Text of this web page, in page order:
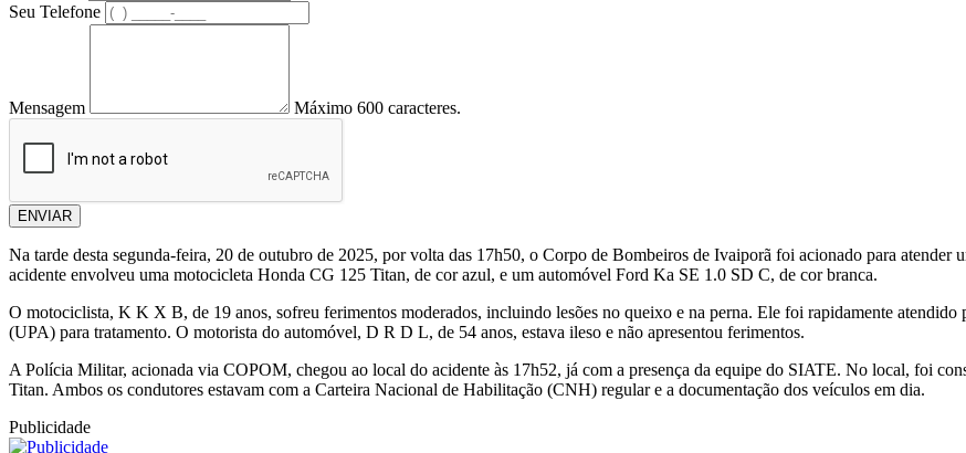
Seu Telefone
Mensagem Máximo 600 caracteres.
ENVIAR
Na tarde desta segunda-feira, 20 de outubro de 2025, por volta das 17h50, o Corpo de Bombeiros de Ivaiporã foi acionado para
acidente envolveu uma motocicleta Honda CG 125 Titan, de cor azul, e um automóvel Ford Ka SE 1.0 SD C, de cor branca.
O motociclista, K K X B, de 19 anos, sofreu ferimentos moderados, incluindo lesões no queixo e na perna. Ele foi rapidamente
(UPA) para tratamento. O motorista do automóvel, D R D L, de 54 anos, estava ileso e não apresentou ferimentos.
A Polícia Militar, acionada via COPOM, chegou ao local do acidente às 17h52, já com a presença da equipe do SIATE. No local, foi
Titan. Ambos os condutores estavam com a Carteira Nacional de Habilitação (CNH) regular e a documentação dos veículos em dia.
Publicidade